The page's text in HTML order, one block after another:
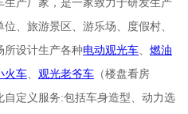
产厂家，是一家致力于研发生产
、旅游景区、游乐场、度假村、
所设计生产各种电动观光车
燃油
火车 观光老爷车 （楼盘看房
自定义服务:包括车身造型、动力选